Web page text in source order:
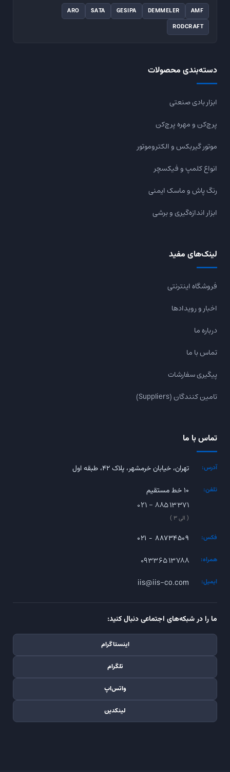
AMF
DEMMELER
GESIPA
SATA
ARO
RODCRAFT
دسته‌بندی محصولات
ابزار بادی صنعتی
پرچ‌کن و مهره پرچ‌کن
موتور گیربکس و الکتروموتور
انواع کلمپ و فیکسچر
رنگ پاش و ماسک ایمنی
ابزار اندازه‌گیری و برشی
لینک‌های مفید
فروشگاه اینترنتی
اخبار و رویدادها
درباره ما
تماس با ما
پیگیری سفارشات
تامین کنندگان (Suppliers)
تماس با ما
آدرس: تهران، خیابان خرمشهر، پلاک ۴۲، طبقه اول
تلفن: ۱۰ خط مستقیم
۰۲۱ - ۸۸۵۱۳۳۷۱
( الی ۳ )
فکس: ۰۲۱ - ۸۸۷۳۴۵۰۹
همراه: ۰۹۳۳۶۵۱۳۷۸۸
ایمیل: iis@iis-co.com
ما را در شبکه‌های اجتماعی دنبال کنید:
اینستاگرام
تلگرام
واتس‌اپ
لینکدین